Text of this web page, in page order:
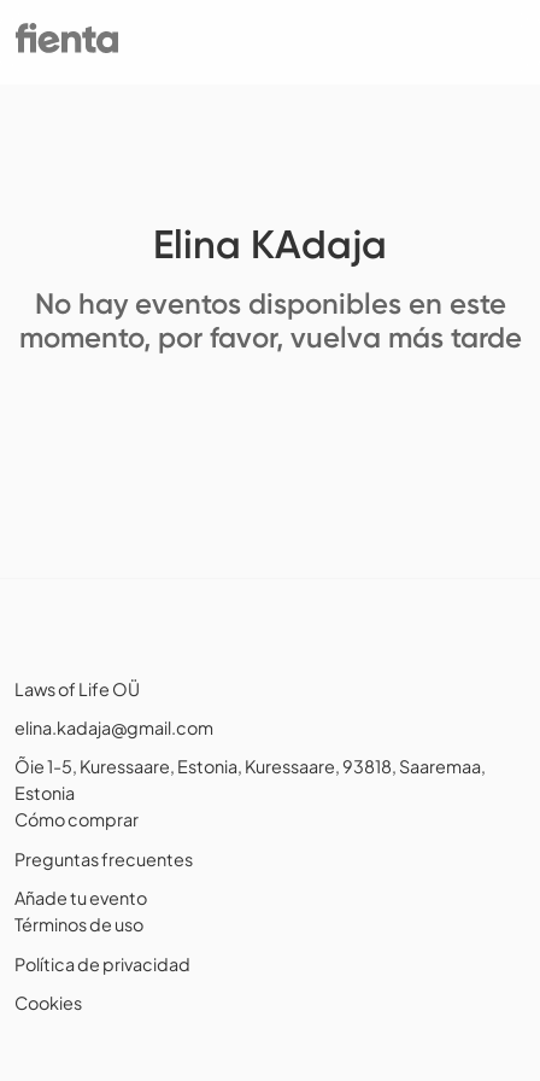
Elina KAdaja
No hay eventos disponibles en este
momento, por favor, vuelva más tarde
Laws of Life OÜ
elina.kadaja@gmail.com
Õie 1-5, Kuressaare, Estonia, Kuressaare, 93818, Saaremaa,
Estonia
Cómo comprar
Preguntas frecuentes
Añade tu evento
Términos de uso
Política de privacidad
Cookies